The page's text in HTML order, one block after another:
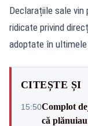
Declarațiile sale
ridicate privind
adoptate în
CITEȘTE ȘI
15:50Complot
că